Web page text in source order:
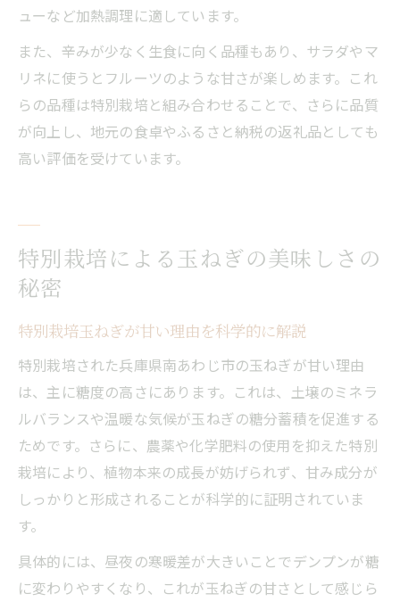
ューなど加熱調理に適しています。
また、辛みが少なく生食に向く品種もあり、サラダやマ
リネに使うとフルーツのような甘さが楽しめます。これ
らの品種は特別栽培と組み合わせることで、さらに品質
が向上し、地元の食卓やふるさと納税の返礼品としても
高い評価を受けています。
特別栽培による玉ねぎの美味しさの
秘密
特別栽培玉ねぎが甘い理由を科学的に解説
特別栽培された兵庫県南あわじ市の玉ねぎが甘い理由
は、主に糖度の高さにあります。これは、土壌のミネラ
ルバランスや温暖な気候が玉ねぎの糖分蓄積を促進する
ためです。さらに、農薬や化学肥料の使用を抑えた特別
栽培により、植物本来の成長が妨げられず、甘み成分が
しっかりと形成されることが科学的に証明されていま
す。
具体的には、昼夜の寒暖差が大きいことでデンプンが糖
に変わりやすくなり、これが玉ねぎの甘さとして感じら